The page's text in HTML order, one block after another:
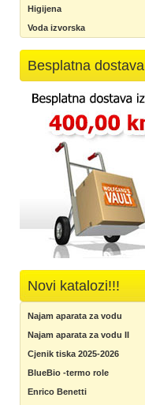
Higijena
Voda izvorska
Besplatna dostava
Novi katalozi!!!
Najam aparata za vodu
Najam aparata za vodu II
Cjenik tiska 2025-2026
BlueBio -termo role
Enrico Benetti